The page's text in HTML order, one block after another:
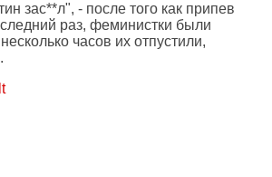
зас**л", - после того как припев
раз, феминистки были
часов их отпустили,